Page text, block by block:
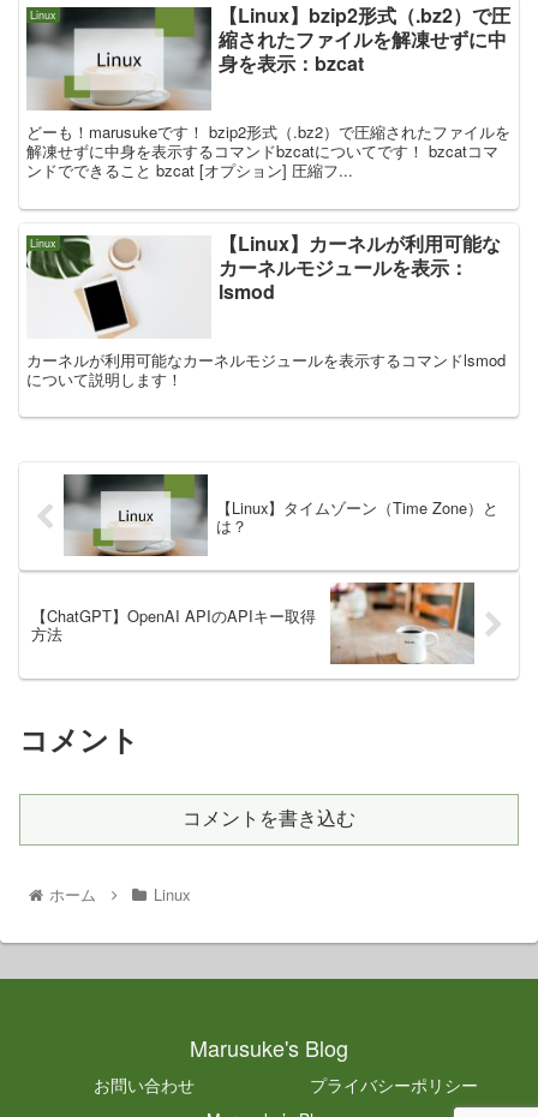
Linux
【Linux】bzip2形式（.bz2）で圧
縮されたファイルを解凍せずに中
身を表示：bzcat
どーも！marusukeです！ bzip2形式（.bz2）で圧縮されたファイルを
解凍せずに中身を表示するコマンドbzcatについてです！ bzcatコマ
ンドでできること bzcat [オプション] 圧縮フ...
Linux
【Linux】カーネルが利用可能な
カーネルモジュールを表示：
lsmod
カーネルが利用可能なカーネルモジュールを表示するコマンドlsmod
について説明します！
【Linux】タイムゾーン（Time Zone）と
は？
【ChatGPT】OpenAI APIのAPIキー取得
方法
コメント
コメントを書き込む
ホーム Linux
Marusuke's Blog
お問い合わせ
プライバシーポリシー